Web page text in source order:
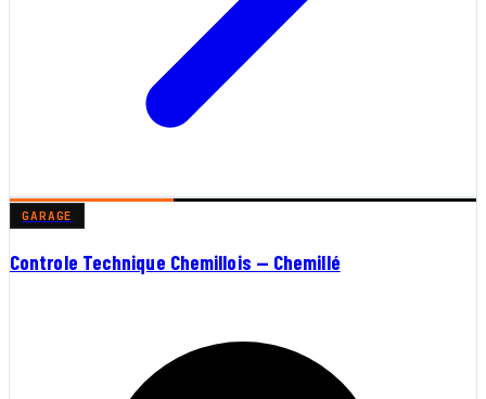
GARAGE
Controle Technique Chemillois — Chemillé